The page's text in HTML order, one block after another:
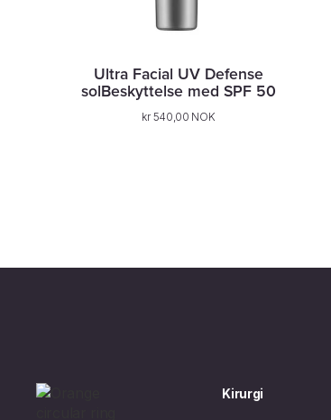
Ultra Facial UV Defense
solBeskyttelse med SPF 50
kr 540,00 NOK
Kirurgi